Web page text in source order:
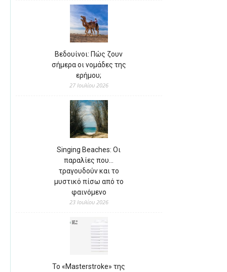
Βεδουίνοι: Πώς ζουν
σήμερα οι νομάδες της
ερήμου;
27 Ιουλίου 2026
Singing Beaches: Οι
παραλίες που…
τραγουδούν και το
μυστικό πίσω από το
φαινόμενο
23 Ιουλίου 2026
Το «Masterstroke» της